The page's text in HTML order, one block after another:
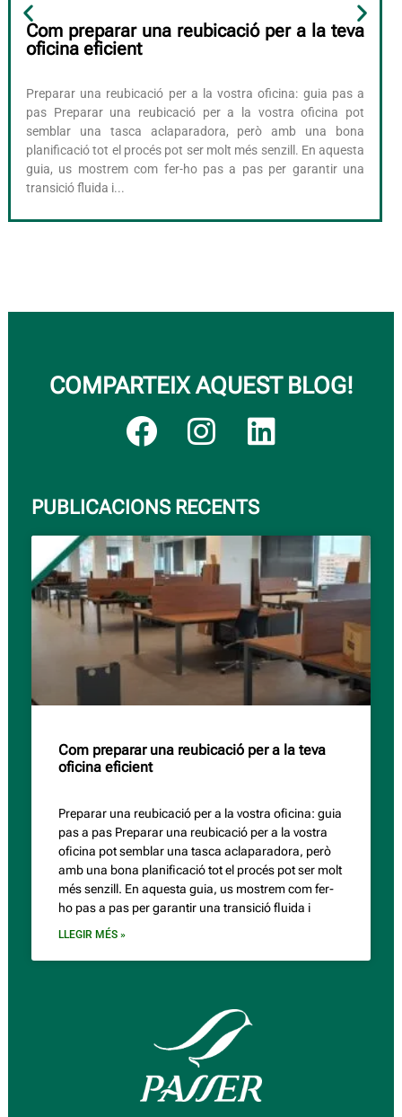
Com preparar una reubicació per a la teva
oficina eficient
Preparar una reubicació per a la vostra oficina: guia pas a
pas Preparar una reubicació per a la vostra oficina pot
semblar una tasca aclaparadora, però amb una bona
planificació tot el procés pot ser molt més senzill. En aquesta
guia, us mostrem com fer-ho pas a pas per garantir una
transició fluida i...
COMPARTEIX AQUEST BLOG!
PUBLICACIONS RECENTS
Com preparar una reubicació per a la teva
oficina eficient
Preparar una reubicació per a la vostra oficina: guia
pas a pas Preparar una reubicació per a la vostra
oficina pot semblar una tasca aclaparadora, però
amb una bona planificació tot el procés pot ser molt
més senzill. En aquesta guia, us mostrem com fer-
ho pas a pas per garantir una transició fluida i
LLEGIR MÉS »